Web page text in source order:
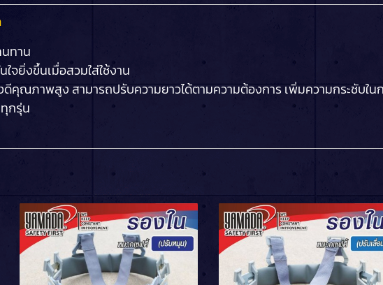
ทาน
ยิ่งขึ้นเมื่อสวมใส่ใช้งาน
ณภาพสูง สามารถปรับความยาวได้ตามความต้องการ เพิ่มความกระชับใน
กรุ่น